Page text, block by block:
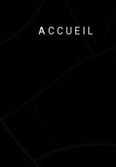
ACCUEIL